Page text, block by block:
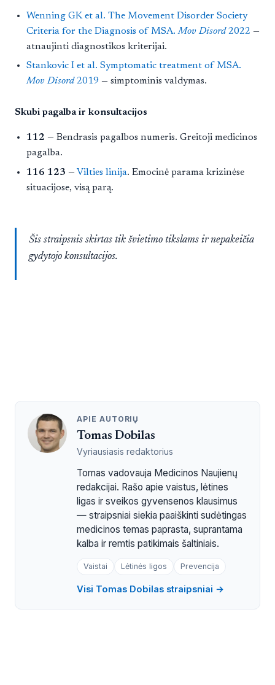
Wenning GK et al. The Movement Disorder Society
Criteria for the Diagnosis of MSA.Mov Disord2022 —
atnaujinti diagnostikos kriterijai.
Stankovic I et al. Symptomatic treatment of MSA.
Mov Disord2019 — simptominis valdymas.
Skubi pagalba ir konsultacijos
112 — Bendrasis pagalbos numeris. Greitoji medicinos
pagalba.
116 123 — Vilties linija. Emocinė parama krizinėse
situacijose, visą parą.
Šis straipsnis skirtas tik švietimo tikslams ir nepakeičia
gydytojo konsultacijos.
APIE AUTORIŲ
Tomas Dobilas
Vyriausiasis redaktorius
Tomas vadovauja Medicinos Naujienų
redakcijai. Rašo apie vaistus, lėtines
ligas ir sveikos gyvensenos klausimus
— straipsniai siekia paaiškinti sudėtingas
medicinos temas paprasta, suprantama
kalba ir remtis patikimais šaltiniais.
Vaistai Lėtinės ligos Prevencija
Visi Tomas Dobilas straipsniai →